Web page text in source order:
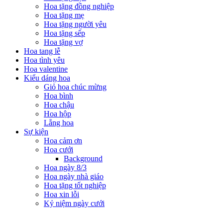
Hoa tặng đồng nghiệp
Hoa tặng mẹ
Hoa tặng người yêu
Hoa tặng sếp
Hoa tặng vợ
Hoa tang lễ
Hoa tình yêu
Hoa valentine
Kiểu dáng hoa
Giỏ hoa chúc mừng
Hoa bình
Hoa chậu
Hoa hộp
Lẵng hoa
Sự kiện
Hoa cảm ơn
Hoa cưới
Background
Hoa ngày 8/3
Hoa ngày nhà giáo
Hoa tặng tốt nghiệp
Hoa xin lỗi
Kỷ niệm ngày cưới